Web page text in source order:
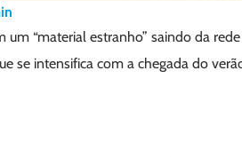
“material estranho” saindo da
se intensifica com a chegada do